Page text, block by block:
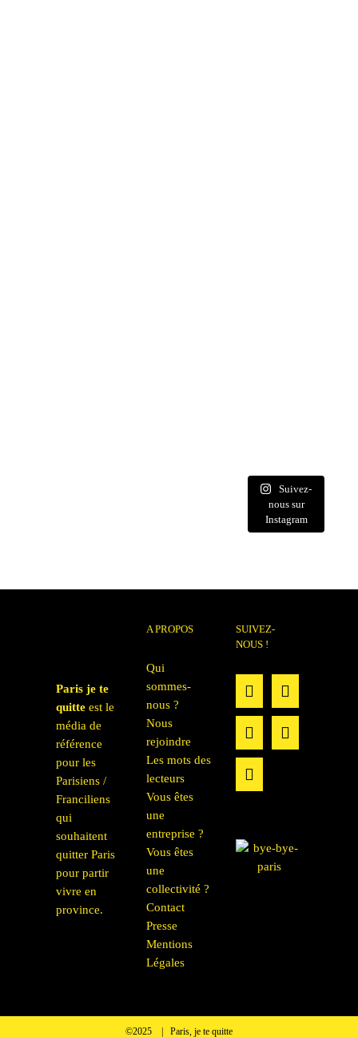
Suivez-
nous sur
Instagram
Paris je te
quitte est le
média de
référence
pour les
Parisiens /
Franciliens
qui
souhaitent
quitter Paris
pour partir
vivre en
province.
A PROPOS
Qui
sommes-
nous ?
Nous
rejoindre
Les mots des
lecteurs
Vous êtes
une
entreprise ?
Vous êtes
une
collectivité ?
Contact
Presse
Mentions
Légales
SUIVEZ-
NOUS !
©2025 | Paris, je te quitte